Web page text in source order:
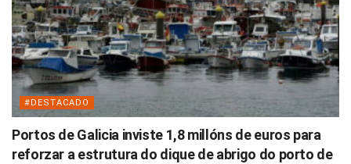
#DESTACADO
Portos de Galicia inviste 1,8 millóns de euros para
reforzar a estrutura do dique de abrigo do porto de